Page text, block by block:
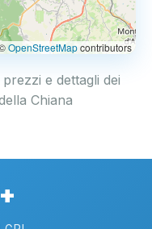
OpenStreetMapcontributors
e dettagli dei
Chiana